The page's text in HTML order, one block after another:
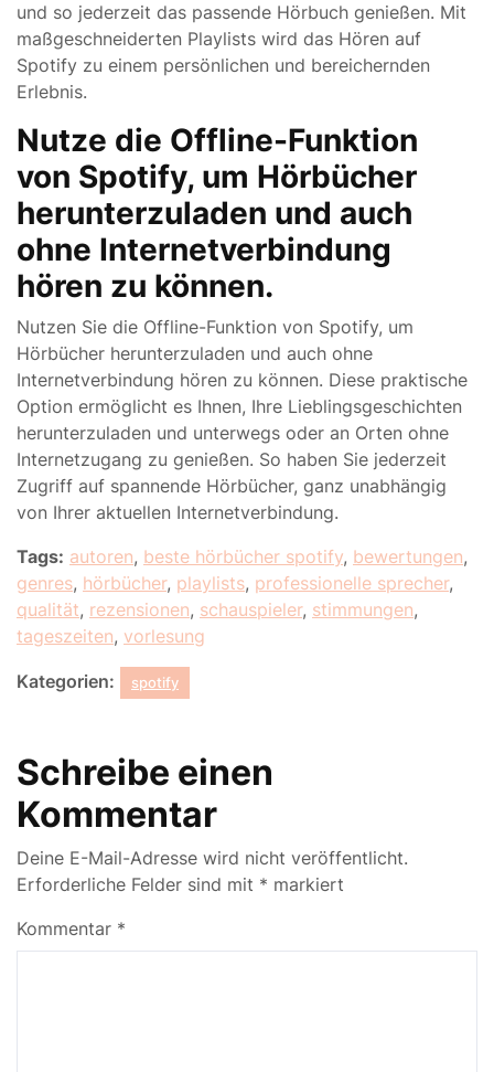
und so jederzeit das passende Hörbuch genießen. Mit
maßgeschneiderten Playlists wird das Hören auf
Spotify zu einem persönlichen und bereichernden
Erlebnis.
Nutze die Offline-Funktion
von Spotify, um Hörbücher
herunterzuladen und auch
ohne Internetverbindung
hören zu können.
Nutzen Sie die Offline-Funktion von Spotify, um
Hörbücher herunterzuladen und auch ohne
Internetverbindung hören zu können. Diese praktische
Option ermöglicht es Ihnen, Ihre Lieblingsgeschichten
herunterzuladen und unterwegs oder an Orten ohne
Internetzugang zu genießen. So haben Sie jederzeit
Zugriff auf spannende Hörbücher, ganz unabhängig
von Ihrer aktuellen Internetverbindung.
Tags: autoren, beste hörbücher spotify, bewertungen,
genres, hörbücher, playlists, professionelle sprecher,
qualität, rezensionen, schauspieler, stimmungen,
tageszeiten, vorlesung
Kategorien: spotify
Schreibe einen
Kommentar
Deine E-Mail-Adresse wird nicht veröffentlicht.
Erforderliche Felder sind mit * markiert
Kommentar *